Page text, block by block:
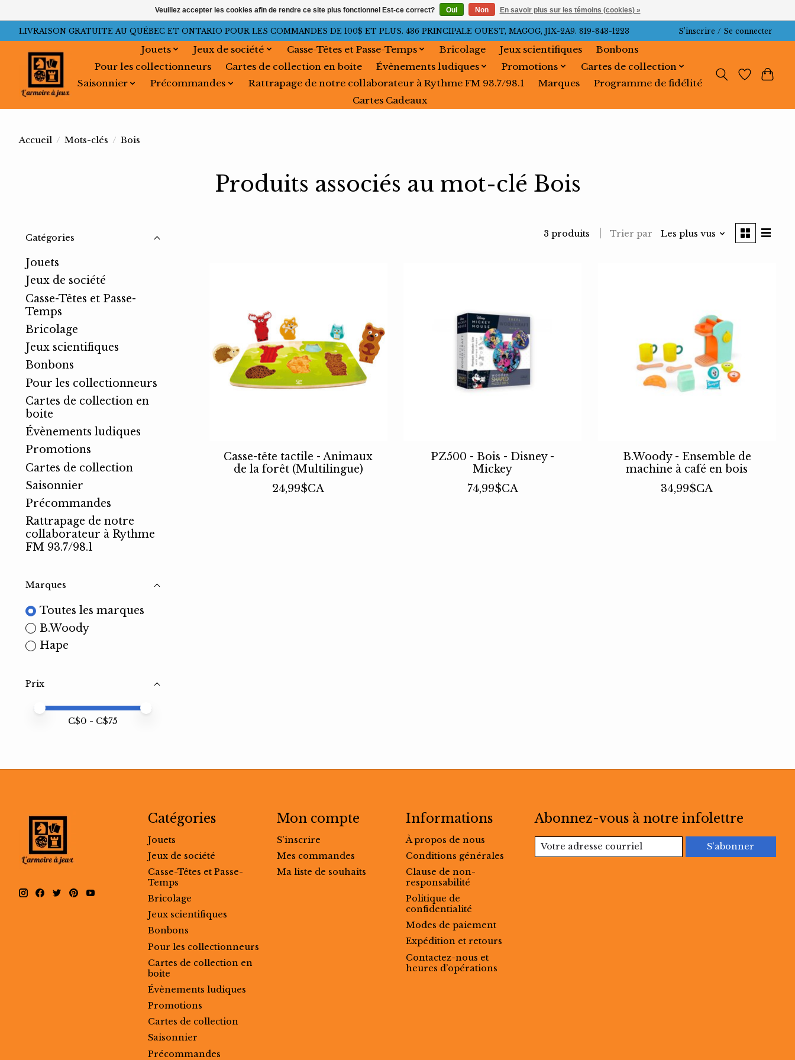
LIVRAISON GRATUITE AU QUÉBEC ET ONTARIO POUR LES COMMANDES DE 100$ ET PLUS. 436 PRINCIPALE OUEST, MAGOG, J1X-2A9. 819-843-1223 S’inscrire / Se connecter
Jouets Jeux de société Casse-Têtes et Passe-Temps Bricolage Jeux scientifiques
Bonbons
Pour les collectionneurs
Cartes de collection en boite Évènements ludiques Promotions
Cartes de collection
Saisonnier
Précommandes Rattrapage de notre collaborateur à Rythme FM 93.7/98.1 Marques
Programme de fidélité
Cartes Cadeaux
Accueil / Mots-clés / Bois
Produits associés au mot-clé Bois
Catégories
Jouets
Jeux de société
Casse-Têtes et Passe-
Temps
Bricolage
Jeux scientifiques
Bonbons
Pour les collectionneurs
Cartes de collection en
boite
Évènements ludiques
Promotions
Cartes de collection
Saisonnier
Précommandes
Rattrapage de notre
collaborateur à Rythme
FM 93.7/98.1
Marques
Toutes les marques
B.Woody
Hape
Prix
Prix minimum
Price maximum value
C$0 - C$75
3 produits Trier par Les plus vus
Casse-tête tactile - Animaux
de la forêt (Multilingue)
24,99$CA
PZ500 - Bois - Disney -
Mickey
74,99$CA
B.Woody - Ensemble de
machine à café en bois
34,99$CA
Catégories
Jouets
Jeux de société
Casse-Têtes et Passe-
Temps
Bricolage
Jeux scientifiques
Bonbons
Pour les collectionneurs
Cartes de collection en
boite
Évènements ludiques
Promotions
Cartes de collection
Saisonnier
Précommandes
Mon compte
S'inscrire
Mes commandes
Ma liste de souhaits
Informations
À propos de nous
Conditions générales
Clause de non-
responsabilité
Politique de
confidentialité
Modes de paiement
Expédition et retours
Contactez-nous et
heures d’opérations
Abonnez-vous à notre infolettre
S'abonner
Veuillez accepter les cookies afin de rendre ce site plus fonctionnel Est-ce correct? Oui Non En savoir plus sur les témoins (cookies) »